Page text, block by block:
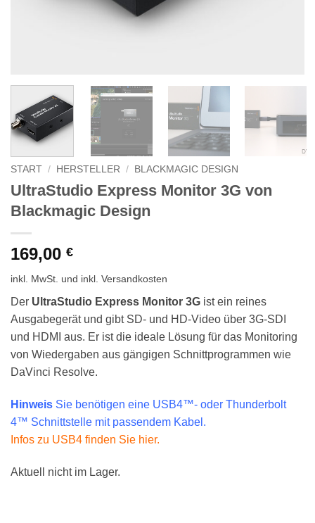
START / HERSTELLER / BLACKMAGIC DESIGN
UltraStudio Express Monitor 3G von
Blackmagic Design
169,00 €
inkl. MwSt. und inkl. Versandkosten
Der UltraStudio Express Monitor 3G ist ein reines
Ausgabegerät und gibt SD- und HD-Video über 3G-SDI
und HDMI aus. Er ist die ideale Lösung für das Monitoring
von Wiedergaben aus gängigen Schnittprogrammen wie
DaVinci Resolve.
Hinweis Sie benötigen eine USB4™- oder Thunderbolt
4™ Schnittstelle mit passendem Kabel.
Infos zu USB4 finden Sie hier.
Aktuell nicht im Lager.